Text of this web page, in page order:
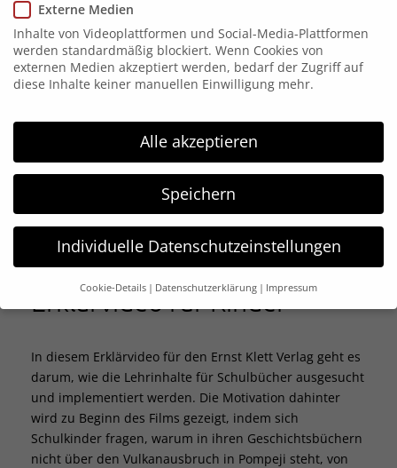
Erklärvideo für Kinder
In diesem Erklärvideo für den Ernst Klett Verlag geht es
darum, wie die Lehrinhalte für Schulbücher ausgesucht
und implementiert werden. Die Motivation dahinter
wird zu Beginn des Films gezeigt, indem sich
Schulkinder fragen, warum in ihren Geschichtsbüchern
nicht über den Vulkanausbruch in Pompeji steht, von
Externe Medien
Inhalte von Videoplattformen und Social-Media-Plattformen
werden standardmäßig blockiert. Wenn Cookies von
externen Medien akzeptiert werden, bedarf der Zugriff auf
diese Inhalte keiner manuellen Einwilligung mehr.
Alle akzeptieren
Speichern
Individuelle Datenschutzeinstellungen
Cookie-Details Datenschutzerklärung Impressum
Datenschutzeinstellungen
Wir verwenden Cookies und andere Technologien auf unserer
Website. Einige von ihnen sind essenziell, während andere
uns helfen, diese Website und Ihre Erfahrung zu verbessern.
Personenbezogene Daten können verarbeitet werden (z. B. IP-
Adressen), z. B. für personalisierte Anzeigen und Inhalte oder
Anzeigen- und Inhaltsmessung. Weitere Informationen über
die Verwendung Ihrer Daten finden Sie in unserer